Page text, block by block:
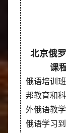
北京俄
课
俄语培训
邦教育和
外俄语教
俄语学习